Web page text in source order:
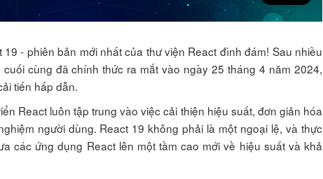
- phiên bản mới nhất của thư viện React đình đám! Sau nhiều
cùng đã chính thức ra mắt vào ngày 25 tháng 4 năm 2024,
tiến hấp dẫn.
React luôn tập trung vào việc cải thiện hiệu suất, đơn giản hóa
người dùng. React 19 không phải là một ngoại lệ, và thực
các ứng dụng React lên một tầm cao mới về hiệu suất và khả